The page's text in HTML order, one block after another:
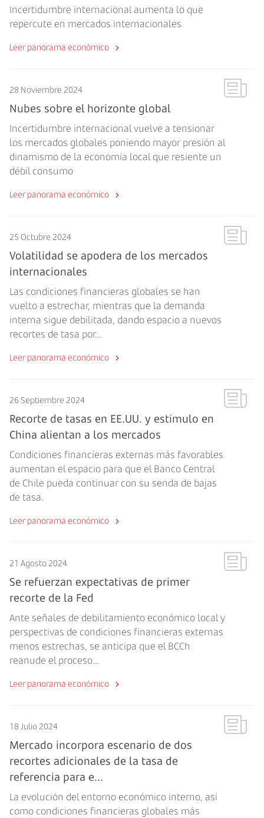
Incertidumbre internacional aumenta lo que
repercute en mercados internacionales
Leer panorama económico
28 Noviembre 2024
Nubes sobre el horizonte global
Incertidumbre internacional vuelve a tensionar
los mercados globales poniendo mayor presión al
dinamismo de la economía local que resiente un
débil consumo
Leer panorama económico
25 Octubre 2024
Volatilidad se apodera de los mercados
internacionales
Las condiciones financieras globales se han
vuelto a estrechar, mientras que la demanda
interna sigue debilitada, dando espacio a nuevos
recortes de tasa por...
Leer panorama económico
26 Septiembre 2024
Recorte de tasas en EE.UU. y estímulo en
China alientan a los mercados
Condiciones financieras externas más favorables
aumentan el espacio para que el Banco Central
de Chile pueda continuar con su senda de bajas
de tasa.
Leer panorama económico
21 Agosto 2024
Se refuerzan expectativas de primer
recorte de la Fed
Ante señales de debilitamiento económico local y
perspectivas de condiciones financieras externas
menos estrechas, se anticipa que el BCCh
reanude el proceso...
Leer panorama económico
18 Julio 2024
Mercado incorpora escenario de dos
recortes adicionales de la tasa de
referencia para e...
La evolución del entorno económico interno, así
como condiciones financieras globales más